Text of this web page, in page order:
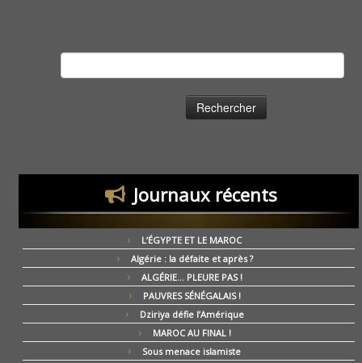
Journaux récents
L’ÉGYPTE ET LE MAROC
Algérie : la défaite et après ?
ALGÉRIE… PLEURE PAS !
PAUVRES SÉNÉGALAIS !
Dziriya défie l’Amérique
MAROC AU FINAL !
Sous menace islamiste